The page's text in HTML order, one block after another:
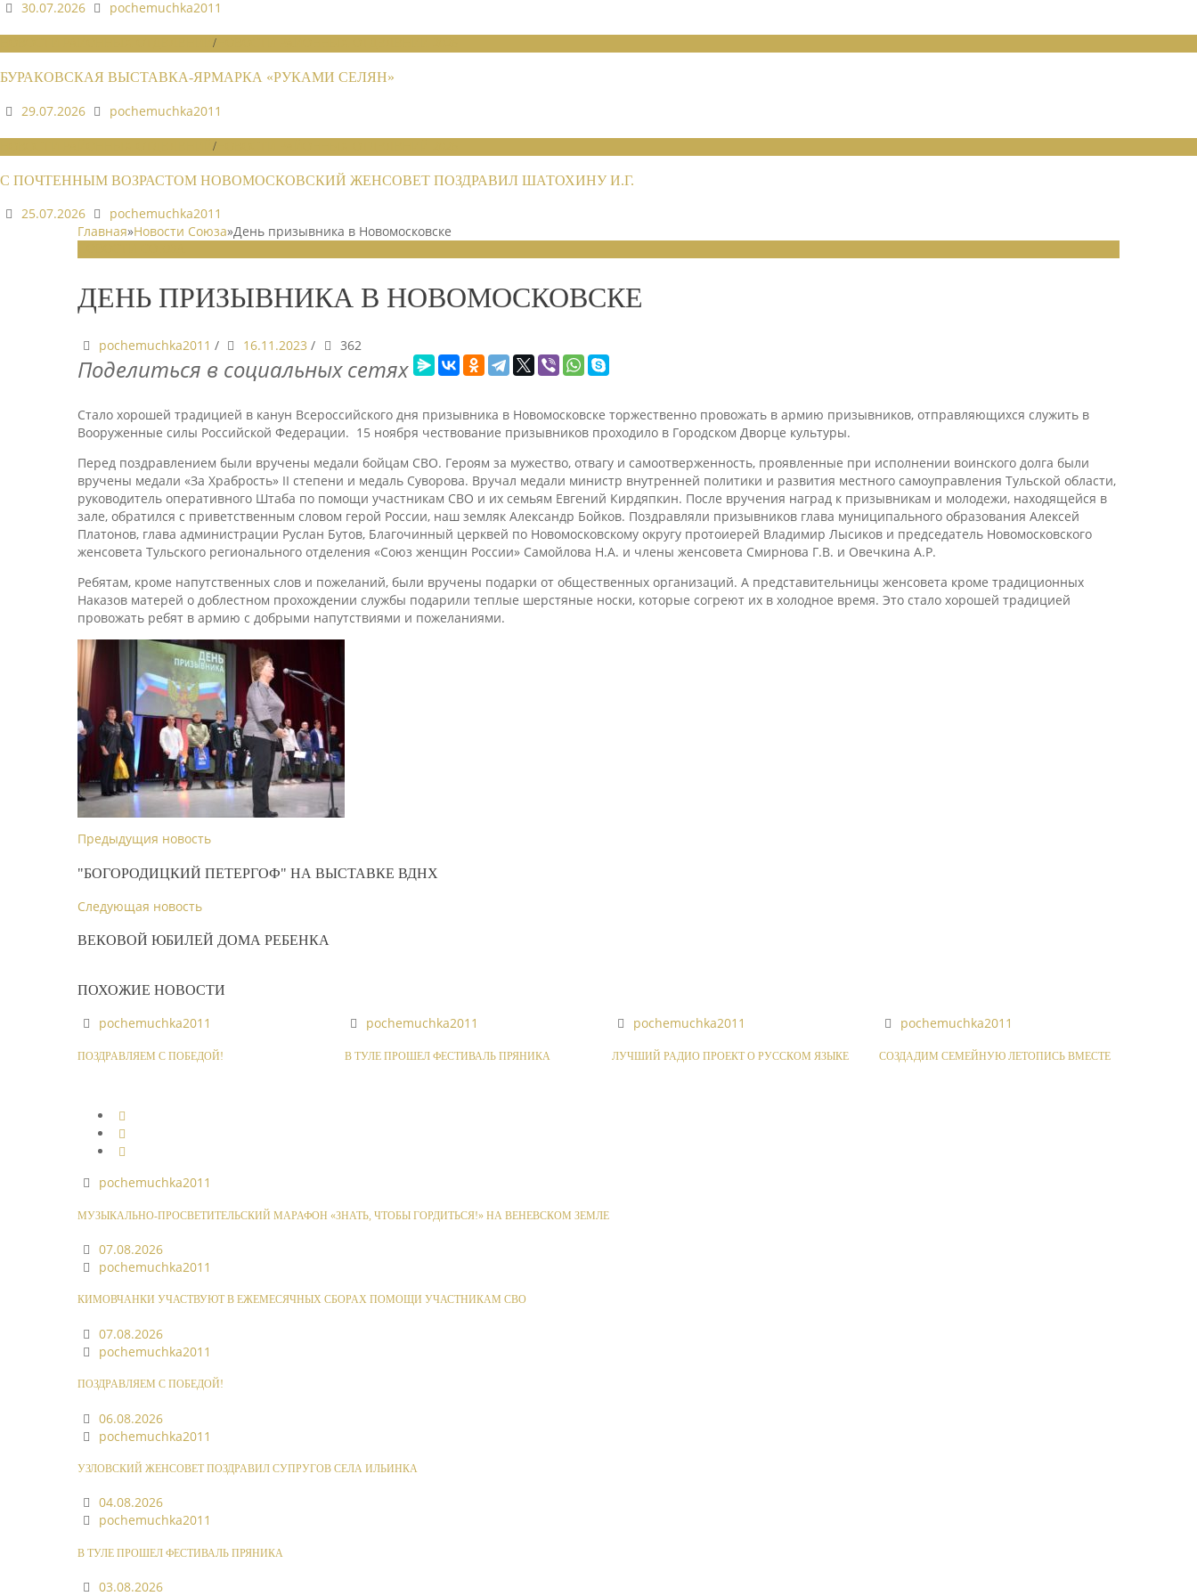
30.07.2026
pochemuchka2011
/
БУРАКОВСКАЯ ВЫСТАВКА-ЯРМАРКА «РУКАМИ СЕЛЯН»
29.07.2026
pochemuchka2011
/
С ПОЧТЕННЫМ ВОЗРАСТОМ НОВОМОСКОВСКИЙ ЖЕНСОВЕТ ПОЗДРАВИЛ ШАТОХИНУ И.Г.
25.07.2026
pochemuchka2011
Главная»Новости Союза»День призывника в Новомосковске
ДЕНЬ ПРИЗЫВНИКА В НОВОМОСКОВСКЕ
pochemuchka2011 / 16.11.2023 / 362
Поделиться в социальных сетях
Стало хорошей традицией в канун Всероссийского дня призывника в Новомосковске торжественно провожать в армию призывников, отправляющихся служить в
Вооруженные силы Российской Федерации. 15 ноября чествование призывников проходило в Городском Дворце культуры.
Перед поздравлением были вручены медали бойцам СВО. Героям за мужество, отвагу и самоотверженность, проявленные при исполнении воинского долга были
вручены медали «За Храбрость» II степени и медаль Суворова. Вручал медали министр внутренней политики и развития местного самоуправления Тульской области,
руководитель оперативного Штаба по помощи участникам СВО и их семьям Евгений Кирдяпкин. После вручения наград к призывникам и молодежи, находящейся в
зале, обратился с приветственным словом герой России, наш земляк Александр Бойков. Поздравляли призывников глава муниципального образования Алексей
Платонов, глава администрации Руслан Бутов, Благочинный церквей по Новомосковскому округу протоиерей Владимир Лысиков и председатель Новомосковского
женсовета Тульского регионального отделения «Союз женщин России» Самойлова Н.А. и члены женсовета Смирнова Г.В. и Овечкина А.Р.
Ребятам, кроме напутственных слов и пожеланий, были вручены подарки от общественных организаций. А представительницы женсовета кроме традиционных
Наказов матерей о доблестном прохождении службы подарили теплые шерстяные носки, которые согреют их в холодное время. Это стало хорошей традицией
провожать ребят в армию с добрыми напутствиями и пожеланиями.
Предыдущия новость
"БОГОРОДИЦКИЙ ПЕТЕРГОФ" НА ВЫСТАВКЕ ВДНХ
Следующая новость
ВЕКОВОЙ ЮБИЛЕЙ ДОМА РЕБЕНКА
ПОХОЖИЕ НОВОСТИ
pochemuchka2011
ПОЗДРАВЛЯЕМ С ПОБЕДОЙ!
pochemuchka2011
В ТУЛЕ ПРОШЕЛ ФЕСТИВАЛЬ ПРЯНИКА
pochemuchka2011
ЛУЧШИЙ РАДИО ПРОЕКТ О РУССКОМ ЯЗЫКЕ
pochemuchka2011
СОЗДАДИМ СЕМЕЙНУЮ ЛЕТОПИСЬ ВМЕСТЕ
pochemuchka2011
МУЗЫКАЛЬНО-ПРОСВЕТИТЕЛЬСКИЙ МАРАФОН «ЗНАТЬ, ЧТОБЫ ГОРДИТЬСЯ!» НА ВЕНЕВСКОМ ЗЕМЛЕ
07.08.2026
pochemuchka2011
КИМОВЧАНКИ УЧАСТВУЮТ В ЕЖЕМЕСЯЧНЫХ СБОРАХ ПОМОЩИ УЧАСТНИКАМ СВО
07.08.2026
pochemuchka2011
ПОЗДРАВЛЯЕМ С ПОБЕДОЙ!
06.08.2026
pochemuchka2011
УЗЛОВСКИЙ ЖЕНСОВЕТ ПОЗДРАВИЛ СУПРУГОВ СЕЛА ИЛЬИНКА
04.08.2026
pochemuchka2011
В ТУЛЕ ПРОШЕЛ ФЕСТИВАЛЬ ПРЯНИКА
03.08.2026